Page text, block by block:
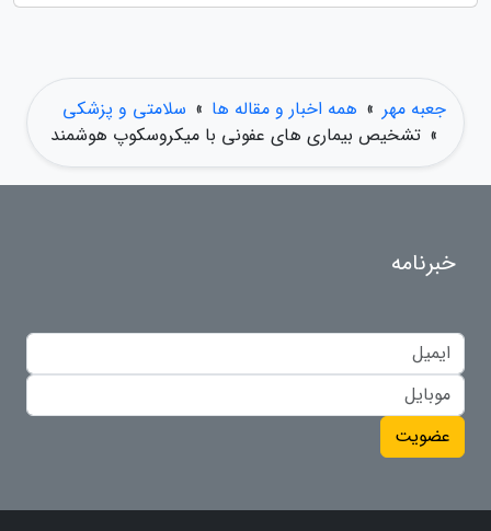
جعبه مهر » همه اخبار و مقاله ها » سلامتی و پزشکی
» تشخیص بیماری های عفونی با میکروسکوپ هوشمند
خبرنامه
عضویت